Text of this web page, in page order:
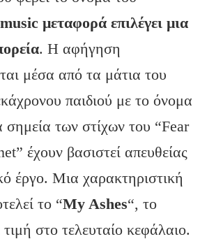
music μεταφορά επιλέγει μια
. Η αφήγηση
μέσα από τα μάτια του
παιδιού με το όνομα
των στίχων του “Fear
έχουν βασιστεί απευθείας
έργο. Μια χαρακτηριστική
το “My Ashes“, το
τιμή στο τελευταίο κεφάλαιο.